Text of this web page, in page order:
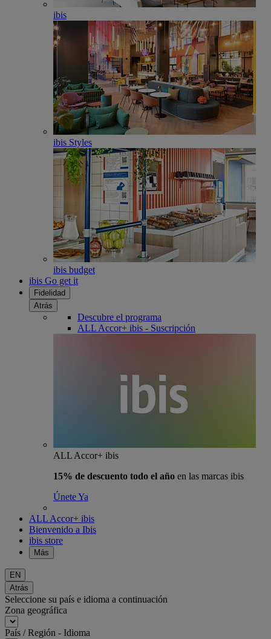
ibis
ibis Styles
ibis budget
ibis Go get it
Fidelidad
Atrás
Descubre el programa
ALL Accor+ ibis - Suscripción
ALL Accor+ ibis
15% de descuento todo el año en las marcas ibis
Únete Ya
ALL Accor+ ibis
Bienvenido a Ibis
ibis store
Más
EN
Atrás
Seleccione su país e idioma a continuación
Zona geográfica
País / Región - Idioma